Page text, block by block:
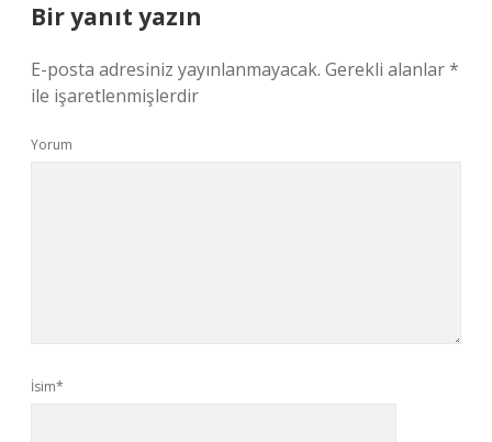
Bir yanıt yazın
E-posta adresiniz yayınlanmayacak. Gerekli alanlar*
ile işaretlenmişlerdir
Yorum
İsim*